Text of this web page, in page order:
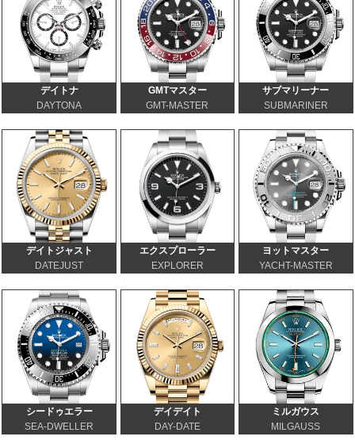
デイトナ
DAYTONA
GMTマスター
GMT-MASTER
サブマリーナー
SUBMARINER
デイトジャスト
DATEJUST
エクスプローラー
EXPLORER
ヨットマスター
YACHT-MASTER
シードゥエラー
SEA-DWELLER
デイデイト
DAY-DATE
ミルガウス
MILGAUSS